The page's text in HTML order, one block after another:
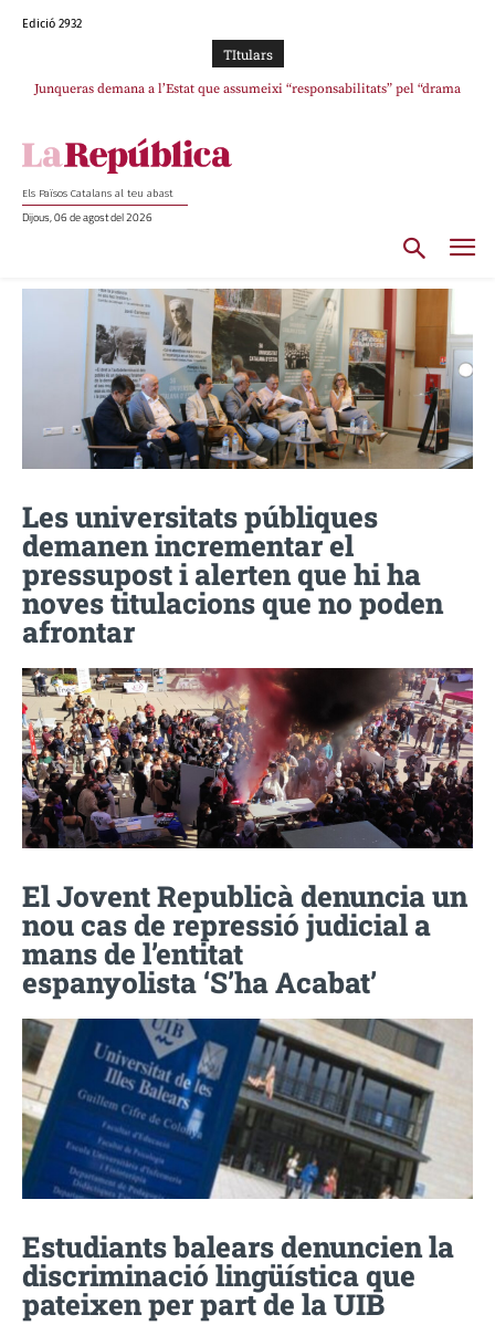
Edició 2932
TItulars
Junqueras demana a l’Estat que assumeixi “responsabilitats” pel “drama
Els Països Catalans al teu abast
Dijous, 06 de agost del 2026
Les universitats públiques
demanen incrementar el
pressupost i alerten que hi ha
noves titulacions que no poden
afrontar
El Jovent Republicà denuncia un
nou cas de repressió judicial a
mans de l’entitat
espanyolista ‘S’ha Acabat’
Estudiants balears denuncien la
discriminació lingüística que
pateixen per part de la UIB